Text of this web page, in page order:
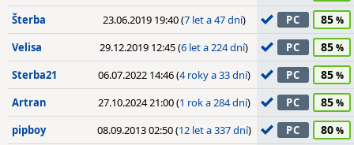
Šterba 23.06.2019 19:40 (7 let a 47 dní) PC 85
Velisa 29.12.2019 12:45 (6 let a 224 dní) PC 85
Sterba21 06.07.2022 14:46 (4 roky a 33 dní) PC 85
Artran 27.10.2024 21:00 (1 rok a 284 dní) PC 85
pipboy 08.09.2013 02:50 (12 let a 337 dní) PC 80